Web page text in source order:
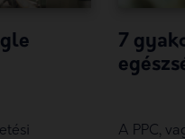
7
A PPC,